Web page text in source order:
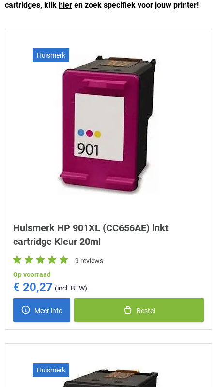
cartridges, klik hier en zoek specifiek voor jouw printer!
Huismerk
Huismerk HP 901XL (CC656AE) inkt
cartridge Kleur 20ml
3 reviews
Op voorraad
€ 20,27
Meer info Bestel
Huismerk